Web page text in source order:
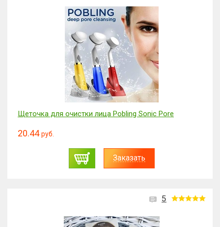
Щеточка для очистки лица Pobling Sonic Pore
20.44 руб.
Заказать
5